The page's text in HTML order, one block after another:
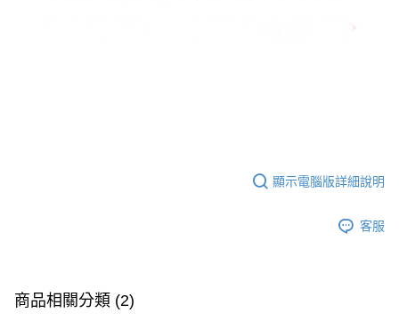
顯示電腦版詳細說明
客服
商品相關分類 (2)